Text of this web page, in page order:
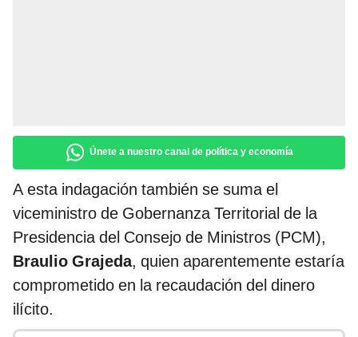
Únete a nuestro canal de política y economía
A esta indagación también se suma el
viceministro de Gobernanza Territorial de la
Presidencia del Consejo de Ministros (PCM),
Braulio Grajeda, quien aparentemente estaría
comprometido en la recaudación del dinero
ilícito.